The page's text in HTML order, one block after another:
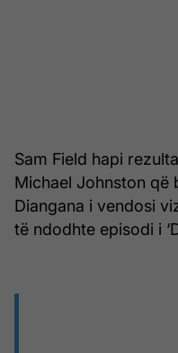
Sam Field hapi
Michael Johnston që
Diangana i vendosi
të ndodhte episodi i